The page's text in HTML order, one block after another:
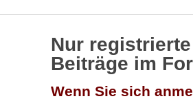
Nur
Beiträge im
Wenn Sie sich